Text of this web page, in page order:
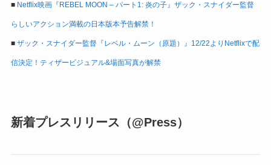
■ Netflix映画『REBEL MOON – パート1: 炎の子』ザック・スナイダー監督
らしいアクション満載の日本版本予告解禁！
■ ザック・スナイダー監督『レベル・ムーン（原題）』12/22よりNetflixで配
信決定！ティザービジュアル&場面写真が解禁
新着プレスリリース（@Press）